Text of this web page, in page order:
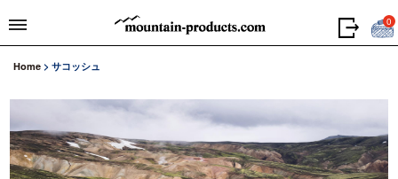
0
Home > サコッシュ